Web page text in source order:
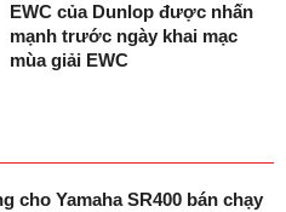
EWC của Dunlop được nhấn
mạnh trước ngày khai mạc
mùa giải EWC
cho Yamaha SR400 bán chạy